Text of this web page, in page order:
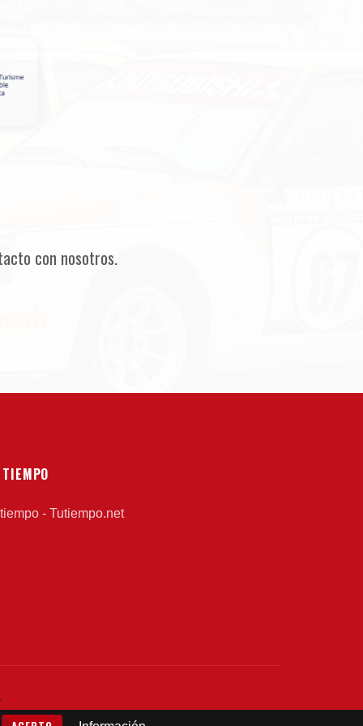
con nosotros.
- Tutiempo.net